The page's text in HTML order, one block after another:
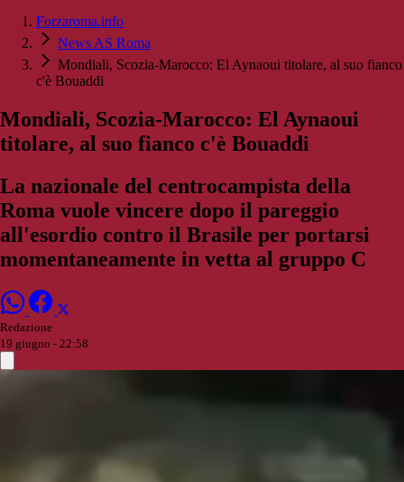
Forzaroma.info
News AS Roma
Mondiali, Scozia-Marocco: El Aynaoui titolare, al suo fianco
c'è Bouaddi
Mondiali, Scozia-Marocco: El Aynaoui
titolare, al suo fianco c'è Bouaddi
La nazionale del centrocampista della
Roma vuole vincere dopo il pareggio
all'esordio contro il Brasile per portarsi
momentaneamente in vetta al gruppo C
Redazione
19 giugno - 22:58